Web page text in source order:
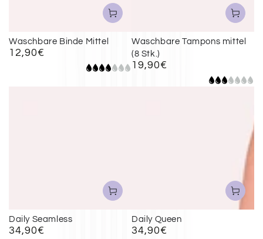
Waschbare Binde Mittel
Regulärer
12,90€
Waschbare Tampons mittel
(8 Stk.)
Regulärer
19,90€
Daily Seamless
Regulärer
34,90€
Daily Queen
Regulärer
34,90€